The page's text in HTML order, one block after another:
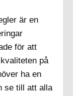
är en
för att
på
ha en
se till att alla